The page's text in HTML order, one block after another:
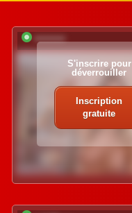
*********
S'inscrire pour
déverrouiller
Inscription
gratuite